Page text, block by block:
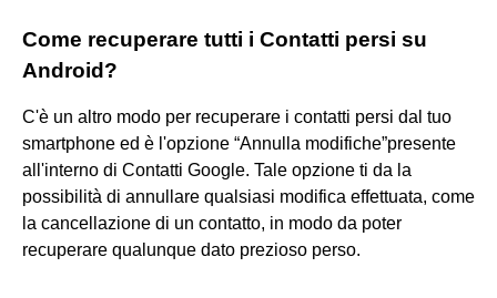
Come recuperare tutti i Contatti persi su
Android?
C'è un altro modo per recuperare i contatti persi dal tuo
smartphone ed è l'opzione “Annulla modifiche”presente
all'interno di Contatti Google. Tale opzione ti da la
possibilità di annullare qualsiasi modifica effettuata, come
la cancellazione di un contatto, in modo da poter
recuperare qualunque dato prezioso perso.